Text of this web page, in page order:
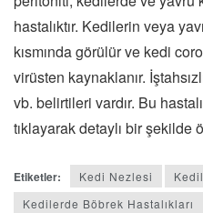
hastalıktır. Kedilerin veya
kısmında görülür ve kedi
virüsten kaynaklanır.
vb. belirtileri vardır. Bu
tıklayarak detaylı bir şekilde
Etiketler: Kedi Nezlesi
Kedilerde Böbrek Hastalıkları